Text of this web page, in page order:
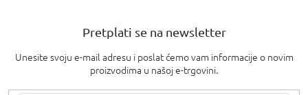
Pretplati se na newsletter
Unesite svoju e-mail adresu i poslat ćemo vam informacije o novim
proizvodima u našoj e-trgovini.